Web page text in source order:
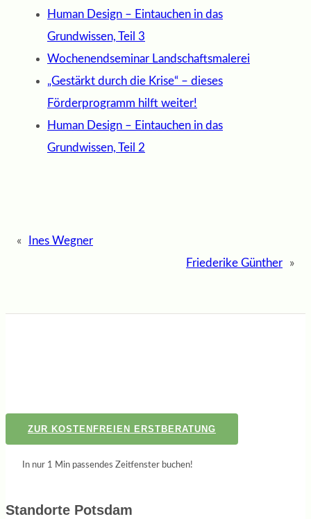
Human Design – Eintauchen in das
Grundwissen, Teil 3
Wochenendseminar Landschaftsmalerei
„Gestärkt durch die Krise“ – dieses
Förderprogramm hilft weiter!
Human Design – Eintauchen in das
Grundwissen, Teil 2
«
Ines Wegner
Friederike Günther
»
ZUR KOSTENFREIEN ERSTBERATUNG
In nur 1 Min passendes Zeitfenster buchen!
Standorte Potsdam